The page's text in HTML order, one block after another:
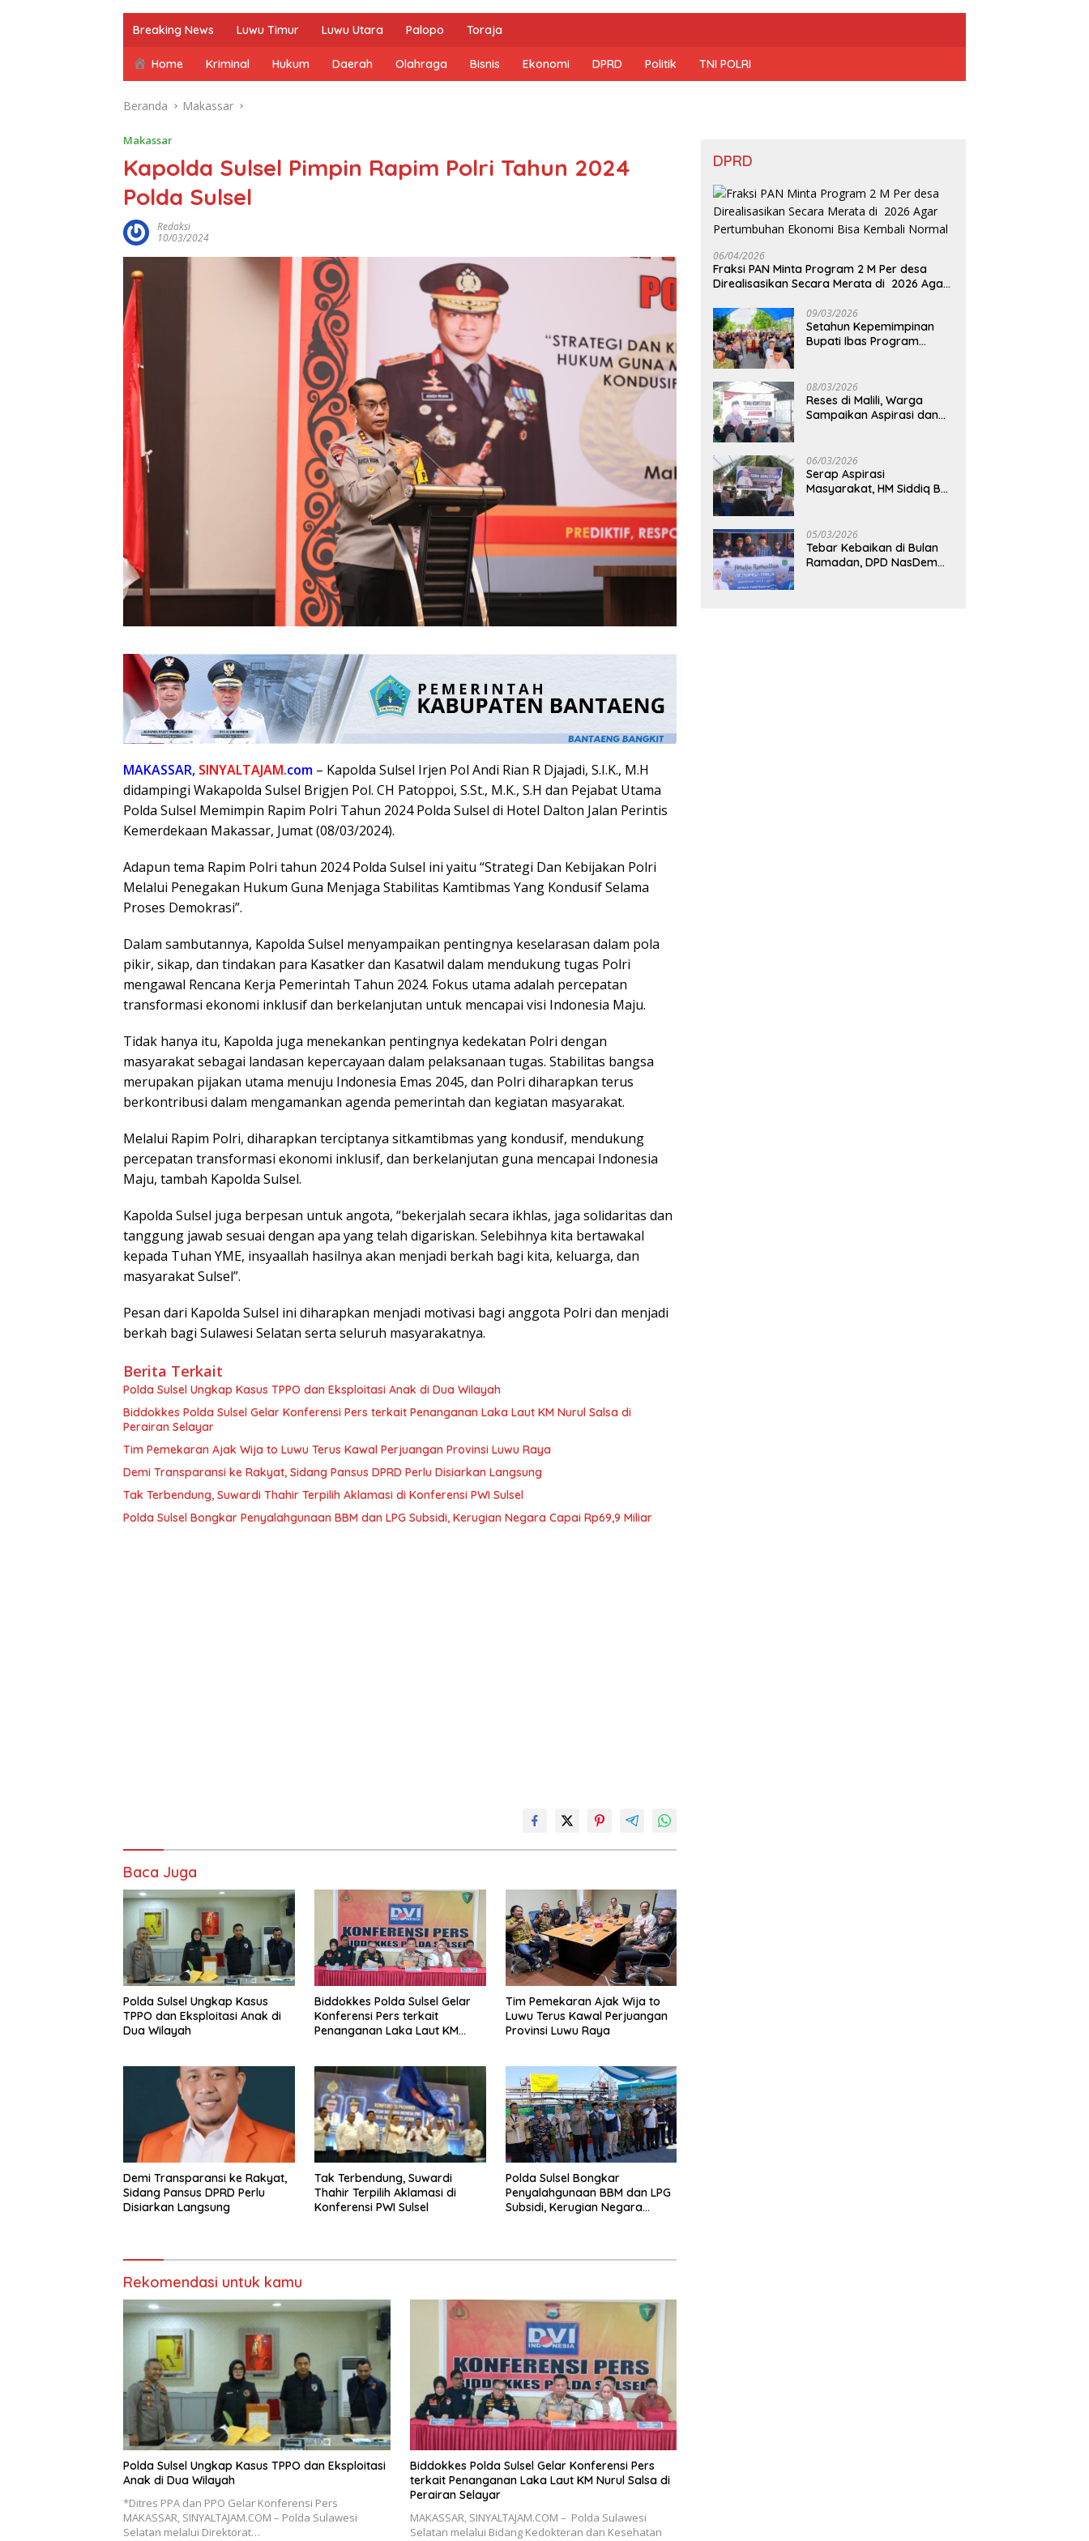
Breaking News Luwu Timur Luwu Utara Palopo Toraja
Home Kriminal Hukum Daerah Olahraga Bisnis Ekonomi DPRD Politik TNI POLRI
Beranda Makassar
Makassar
Kapolda Sulsel Pimpin Rapim Polri Tahun 2024
Polda Sulsel
Redaksi
10/03/2024
MAKASSAR, SINYALTAJAM.com – Kapolda Sulsel Irjen Pol Andi Rian R Djajadi, S.I.K., M.H
didampingi Wakapolda Sulsel Brigjen Pol. CH Patoppoi, S.St., M.K., S.H dan Pejabat Utama
Polda Sulsel Memimpin Rapim Polri Tahun 2024 Polda Sulsel di Hotel Dalton Jalan Perintis
Kemerdekaan Makassar, Jumat (08/03/2024).
Adapun tema Rapim Polri tahun 2024 Polda Sulsel ini yaitu “Strategi Dan Kebijakan Polri
Melalui Penegakan Hukum Guna Menjaga Stabilitas Kamtibmas Yang Kondusif Selama
Proses Demokrasi”.
Dalam sambutannya, Kapolda Sulsel menyampaikan pentingnya keselarasan dalam pola
pikir, sikap, dan tindakan para Kasatker dan Kasatwil dalam mendukung tugas Polri
mengawal Rencana Kerja Pemerintah Tahun 2024. Fokus utama adalah percepatan
transformasi ekonomi inklusif dan berkelanjutan untuk mencapai visi Indonesia Maju.
Tidak hanya itu, Kapolda juga menekankan pentingnya kedekatan Polri dengan
masyarakat sebagai landasan kepercayaan dalam pelaksanaan tugas. Stabilitas bangsa
merupakan pijakan utama menuju Indonesia Emas 2045, dan Polri diharapkan terus
berkontribusi dalam mengamankan agenda pemerintah dan kegiatan masyarakat.
Melalui Rapim Polri, diharapkan terciptanya sitkamtibmas yang kondusif, mendukung
percepatan transformasi ekonomi inklusif, dan berkelanjutan guna mencapai Indonesia
Maju, tambah Kapolda Sulsel.
Kapolda Sulsel juga berpesan untuk angota, “bekerjalah secara ikhlas, jaga solidaritas dan
tanggung jawab sesuai dengan apa yang telah digariskan. Selebihnya kita bertawakal
kepada Tuhan YME, insyaallah hasilnya akan menjadi berkah bagi kita, keluarga, dan
masyarakat Sulsel”.
Pesan dari Kapolda Sulsel ini diharapkan menjadi motivasi bagi anggota Polri dan menjadi
berkah bagi Sulawesi Selatan serta seluruh masyarakatnya.
Berita Terkait
Polda Sulsel Ungkap Kasus TPPO dan Eksploitasi Anak di Dua Wilayah
Biddokkes Polda Sulsel Gelar Konferensi Pers terkait Penanganan Laka Laut KM Nurul Salsa di
Perairan Selayar
Tim Pemekaran Ajak Wija to Luwu Terus Kawal Perjuangan Provinsi Luwu Raya
Demi Transparansi ke Rakyat, Sidang Pansus DPRD Perlu Disiarkan Langsung
Tak Terbendung, Suwardi Thahir Terpilih Aklamasi di Konferensi PWI Sulsel
Polda Sulsel Bongkar Penyalahgunaan BBM dan LPG Subsidi, Kerugian Negara Capai Rp69,9 Miliar
Baca Juga
Polda Sulsel Ungkap Kasus
TPPO dan Eksploitasi Anak di
Dua Wilayah
Biddokkes Polda Sulsel Gelar
Konferensi Pers terkait
Penanganan Laka Laut KM
Tim Pemekaran Ajak Wija to
Luwu Terus Kawal Perjuangan
Provinsi Luwu Raya
Demi Transparansi ke Rakyat,
Sidang Pansus DPRD Perlu
Disiarkan Langsung
Tak Terbendung, Suwardi
Thahir Terpilih Aklamasi di
Konferensi PWI Sulsel
Polda Sulsel Bongkar
Penyalahgunaan BBM dan LPG
Subsidi, Kerugian Negara
Rekomendasi untuk kamu
Polda Sulsel Ungkap Kasus TPPO dan Eksploitasi
Anak di Dua Wilayah
*Ditres PPA dan PPO Gelar Konferensi Pers
MAKASSAR, SINYALTAJAM.COM – Polda Sulawesi
Selatan melalui Direktorat…
Biddokkes Polda Sulsel Gelar Konferensi Pers
terkait Penanganan Laka Laut KM Nurul Salsa di
Perairan Selayar
MAKASSAR, SINYALTAJAM.COM – Polda Sulawesi
Selatan melalui Bidang Kedokteran dan Kesehatan
DPRD
06/04/2026
Fraksi PAN Minta Program 2 M Per desa
Direalisasikan Secara Merata di 2026 Agar
09/03/2026
Setahun Kepemimpinan
Bupati Ibas Program
Timur Bertanya!
08/03/2026
Reses di Malili, Warga
Sampaikan Aspirasi dan
Berkelanjutan
06/03/2026
Serap Aspirasi
Masyarakat, HM Siddiq BM
Timur
05/03/2026
Tebar Kebaikan di Bulan
Ramadan, DPD NasDem